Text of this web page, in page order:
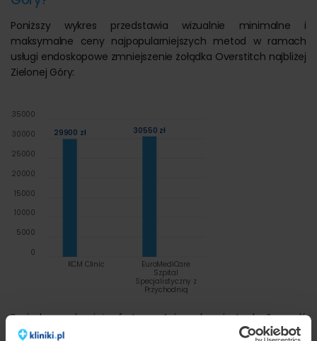
Poniższy wykres przedstawia wizualnie minimalne i
maksymalne ceny najpopularniejszych metod w ramach
usługi endoskopowe zmniejszenie żołądka Overstitch najbliżej
Zielonej Góry:
29900 zł 30550 zł
KCM Clinic
EuroMediCare
Szpital
Specjalistyczny z
Przychodnią
0
5000
10000
15000
20000
25000
30000
35000
Posiadamy również ofertę w 4 innych miastach. Sprawdź
ceny endoskopowe zmniejszenie żołądka Overstitchw